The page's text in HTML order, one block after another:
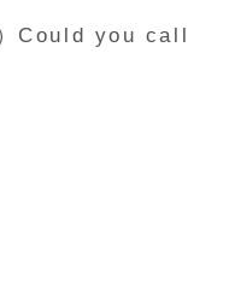
Could you call